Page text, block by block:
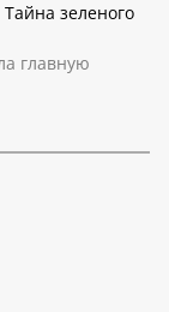
зеленого
главную